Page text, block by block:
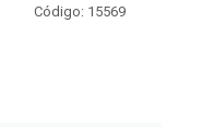
Código: 15569